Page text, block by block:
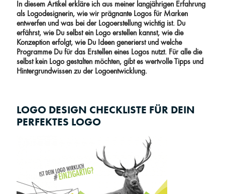
In diesem Artikel erkläre ich aus meiner langjährigen Erfahrung
als Logodesignerin, wie wir prägnante Logos für Marken
entwerfen und was bei der Logoerstellung wichtig ist. Du
erfährst, wie Du selbst ein Logo erstellen kannst, wie die
Konzeption erfolgt, wie Du Ideen generierst und welche
Programme Du für das Erstellen eines Logos nutzt. Für alle die
selbst kein Logo gestalten möchten, gibt es wertvolle Tipps und
Hintergrundwissen zu der Logoentwicklung.
LOGO DESIGN CHECKLISTE FÜR DEIN
PERFEKTES LOGO